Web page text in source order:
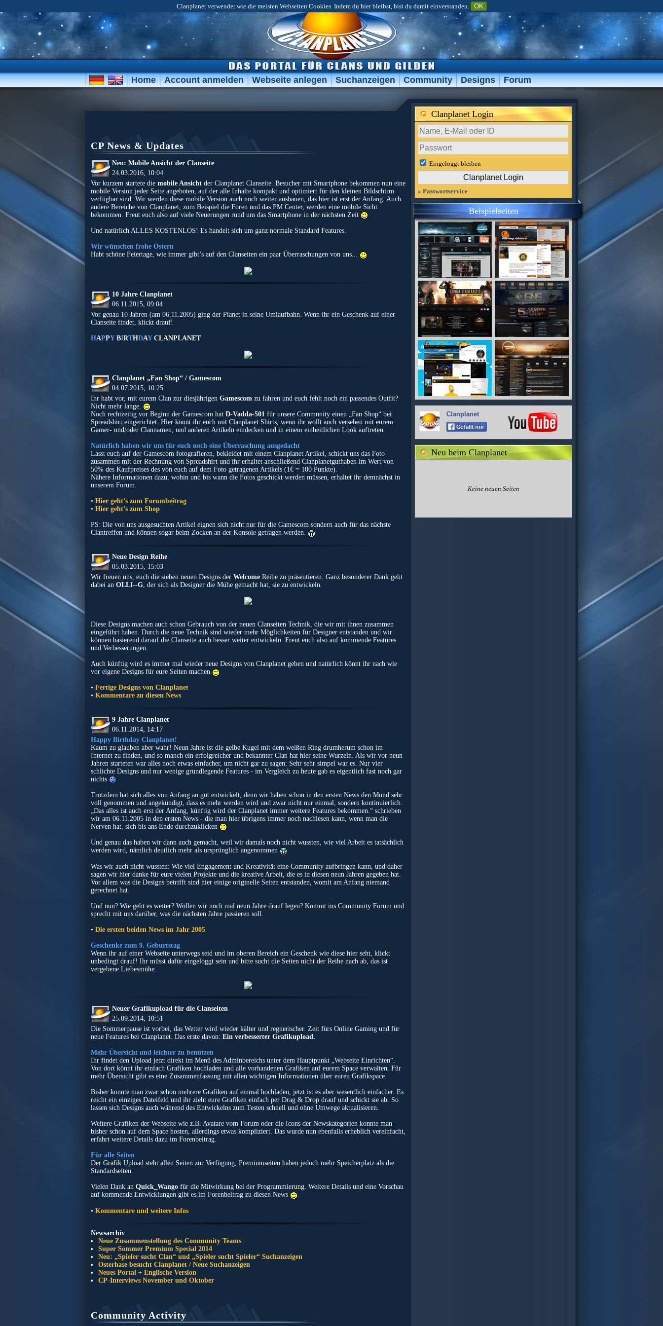
Clanplanet verwendet wie die meisten Webseiten Cookies. Indem du hier bleibst, bist du damit einverstanden. OK
Home Account anmelden Webseite anlegen Suchanzeigen Community Designs Forum
CP News & Updates
Neu: Mobile Ansicht der Clanseite
24.03.2016, 10:04
Vor kurzem startete die mobile Ansicht der Clanplanet Clanseite. Besucher mit Smartphone bekommen nun eine
mobile Version jeder Seite angeboten, auf der alle Inhalte kompakt und optimiert für den kleinen Bildschirm
verfügbar sind. Wir werden diese mobile Version auch noch weiter ausbauen, das hier ist erst der Anfang. Auch
andere Bereiche von Clanplanet, zum Beispiel die Foren und das PM Center, werden eine mobile Sicht
bekommen. Freut euch also auf viele Neuerungen rund um das Smartphone in der nächsten Zeit
Und natürlich ALLES KOSTENLOS! Es handelt sich um ganz normale Standard Features.
Wir wünschen frohe Ostern
Habt schöne Feiertage, wie immer gibt’s auf den Clanseiten ein paar Überraschungen von uns...
10 Jahre Clanplanet
06.11.2015, 09:04
Vor genau 10 Jahren (am 06.11.2005) ging der Planet in seine Umlaufbahn. Wenn ihr ein Geschenk auf einer
Clanseite findet, klickt drauf!
HAPPYBIRTHDAYCLANPLANET
Clanplanet „Fan Shop“ / Gamescom
04.07.2015, 10:25
Ihr habt vor, mit eurem Clan zur diesjährigen Gamescom zu fahren und euch fehlt noch ein passendes Outfit?
Nicht mehr lange.
Noch rechtzeitig vor Beginn der Gamescom hat D-Vadda-501 für unsere Community einen „Fan Shop“ bei
Spreadshirt eingerichtet. Hier könnt ihr euch mit Clanplanet Shirts, wenn ihr wollt auch versehen mit eurem
Gamer- und/oder Clannamen, und anderen Artikeln eindecken und in einem einheitlichen Look auftreten.
Natürlich haben wir uns für euch noch eine Überraschung ausgedacht
Lasst euch auf der Gamescom fotografieren, bekleidet mit einem Clanplanet Artikel, schickt uns das Foto
zusammen mit der Rechnung von Spreadshirt und ihr erhaltet anschließend Clanplanetguthaben im Wert von
50% des Kaufpreises des von euch auf dem Foto getragenen Artikels (1€ = 100 Punkte).
Nähere Informationen dazu, wohin und bis wann die Fotos geschickt werden müssen, erhaltet ihr demnächst in
unserem Forum.
• Hier geht’s zum Forumbeitrag
• Hier geht’s zum Shop
PS: Die von uns ausgesuchten Artikel eignen sich nicht nur für die Gamescom sondern auch für das nächste
Clantreffen und können sogar beim Zocken an der Konsole getragen werden.
Neue Design Reihe
05.03.2015, 15:03
Wir freuen uns, euch die sieben neuen Designs der Welcome Reihe zu präsentieren. Ganz besonderer Dank geht
dabei an OLLI--G , der sich als Designer die Mühe gemacht hat, sie zu entwickeln.
Diese Designs machen auch schon Gebrauch von der neuen Clanseiten Technik, die wir mit ihnen zusammen
eingeführt haben. Durch die neue Technik sind wieder mehr Möglichkeiten für Designer entstanden und wir
können basierend darauf die Clanseite auch besser weiter entwickeln. Freut euch also auf kommende Features
und Verbesserungen.
Auch künftig wird es immer mal wieder neue Designs von Clanplanet geben und natürlich könnt ihr nach wie
vor eigene Designs für eure Seiten machen
• Fertige Designs von Clanplanet
• Kommentare zu diesen News
9 Jahre Clanplanet
06.11.2014, 14:17
Happy Birthday Clanplanet!
Kaum zu glauben aber wahr! Neun Jahre ist die gelbe Kugel mit dem weißen Ring drumherum schon im
Internet zu finden, und so manch ein erfolgreicher und bekannter Clan hat hier seine Wurzeln. Als wir vor neun
Jahren starteten war alles noch etwas einfacher, um nicht gar zu sagen: Sehr sehr simpel war es. Nur vier
schlichte Designs und nur wenige grundlegende Features - im Vergleich zu heute gab es eigentlich fast noch gar
nichts
Trotzdem hat sich alles von Anfang an gut entwickelt, denn wir haben schon in den ersten News den Mund sehr
voll genommen und angekündigt, dass es mehr werden wird und zwar nicht nur einmal, sondern kontinuierlich.
„Das alles ist auch erst der Anfang, künftig wird der Clanplanet immer weitere Features bekommen.“ schrieben
wir am 06.11.2005 in den ersten News - die man hier übrigens immer noch nachlesen kann, wenn man die
Nerven hat, sich bis ans Ende durchzuklicken
Und genau das haben wir dann auch gemacht, weil wir damals noch nicht wussten, wie viel Arbeit es tatsächlich
werden wird, nämlich deutlich mehr als ursprünglich angenommen
Was wir auch nicht wussten: Wie viel Engagement und Kreativität eine Community aufbringen kann, und daher
sagen wir hier danke für eure vielen Projekte und die kreative Arbeit, die es in diesen neun Jahren gegeben hat.
Vor allem was die Designs betrifft sind hier einige originelle Seiten entstanden, womit am Anfang niemand
gerechnet hat.
Und nun? Wie geht es weiter? Wollen wir noch mal neun Jahre drauf legen? Kommt ins Community Forum und
sprecht mit uns darüber, was die nächsten Jahre passieren soll.
• Die ersten beiden News im Jahr 2005
Geschenke zum 9. Geburtstag
Wenn ihr auf einer Webseite unterwegs seid und im oberen Bereich ein Geschenk wie diese hier seht, klickt
unbedingt drauf! Ihr müsst dafür eingeloggt sein und bitte sucht die Seiten nicht der Reihe nach ab, das ist
vergebene Liebesmühe.
Neuer Grafikupload für die Clanseiten
25.09.2014, 10:51
Die Sommerpause ist vorbei, das Wetter wird wieder kälter und regnerischer. Zeit fürs Online Gaming und für
neue Features bei Clanplanet. Das erste davon: Ein verbesserter Grafikupload.
Mehr Übersicht und leichter zu benutzen
Ihr findet den Upload jetzt direkt im Menü des Adminbereichs unter dem Hauptpunkt „Webseite Einrichten“.
Von dort könnt ihr einfach Grafiken hochladen und alle vorhandenen Grafiken auf eurem Space verwalten. Für
mehr Übersicht gibt es eine Zusammenfassung mit allen wichtigen Informationen über euren Grafikspace.
Bisher konnte man zwar schon mehrere Grafiken auf einmal hochladen, jetzt ist es aber wesentlich einfacher. Es
reicht ein einziges Dateifeld und ihr zieht eure Grafiken einfach per Drag & Drop drauf und schickt sie ab. So
lassen sich Designs auch während des Entwickelns zum Testen schnell und ohne Umwege aktualisieren.
Weitere Grafiken der Webseite wie z.B. Avatare vom Forum oder die Icons der Newskategorien konnte man
bisher schon auf dem Space hosten, allerdings etwas kompliziert. Das wurde nun ebenfalls erheblich vereinfacht,
erfahrt weitere Details dazu im Forenbeitrag.
Für alle Seiten
Der Grafik Upload steht allen Seiten zur Verfügung, Premiumseiten haben jedoch mehr Speicherplatz als die
Standardseiten.
Vielen Dank an Quick_Wango für die Mitwirkung bei der Programmierung. Weitere Details und eine Vorschau
auf kommende Entwicklungen gibt es im Forenbeitrag zu diesen News
• Kommentare und weitere Infos
Newsarchiv
Neue Zusammenstellung des Community Teams
Super Sommer Premium Special 2014
Neu: „Spieler sucht Clan“ und „Spieler sucht Spieler“ Suchanzeigen
Osterhase besucht Clanplanet / Neue Suchanzeigen
Neues Portal + Englische Version
CP-Interviews November und Oktober
Community Activity
Clanplanet Login
Eingeloggt bleiben
» Passwortservice
Beispielseiten
Clanplanet
Neu beim Clanplanet
Keine neuen Seiten